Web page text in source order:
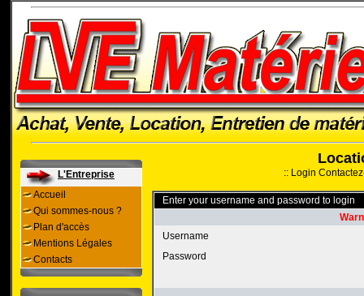
L'Entreprise
Accueil
Qui sommes-nous ?
Plan d'accès
Mentions Légales
Contacts
:: Login
Enter your username and password to login
Username
Password